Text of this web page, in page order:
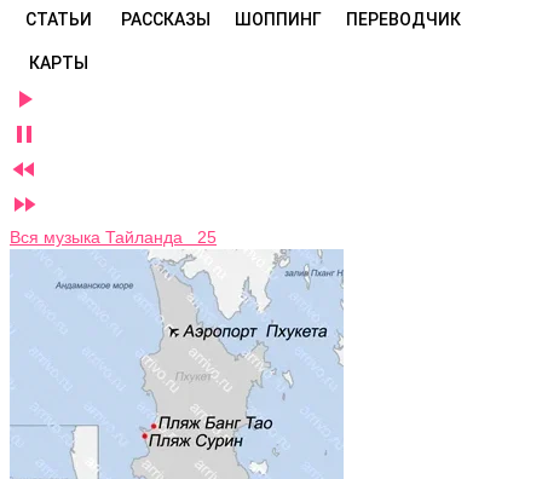
СТАТЬИ РАССКАЗЫ ШОППИНГ ПЕРЕВОДЧИК
КАРТЫ




Вся музыка Тайланда 25